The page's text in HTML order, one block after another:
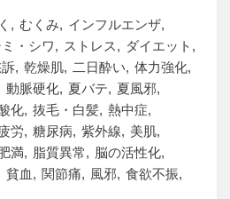
むくみ
インフルエンザ
・シワ ストレス
ダイエット
乾燥肌 二日酔い
体力強化
動脈硬化 夏バテ
夏風邪
化 抜毛・白髪 熱中症
労 糖尿病 紫外線
美肌
満 脂質異常
脳の活性化
貧血 関節痛 風邪 食欲不振